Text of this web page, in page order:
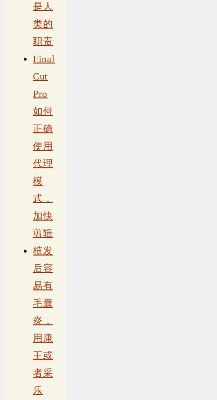
是人
类的
职责
Final
Cut
Pro
如何
正确
使用
代理
模
式，
加快
剪辑
植发
后容
易有
毛囊
炎，
用康
王或
者采
乐